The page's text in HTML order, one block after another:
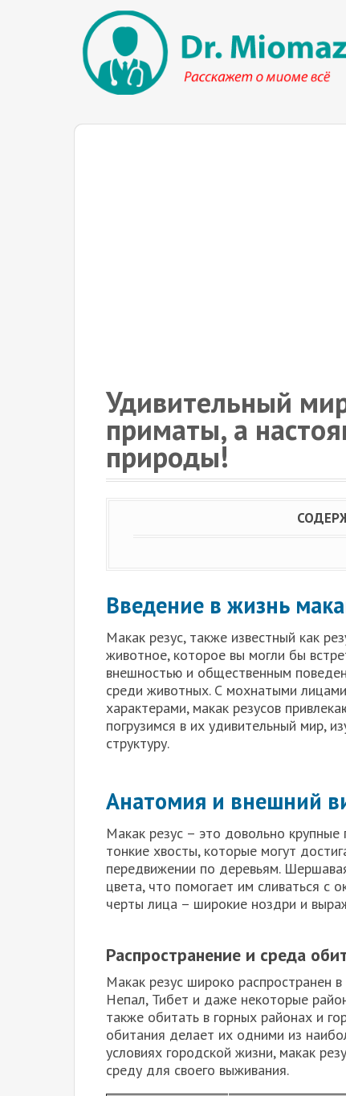
Удивительный
приматы, а
природы!
Введение в жизнь
Макак резус, также известный как
животное, которое вы могли бы
внешностью и общественным
среди животных. С мохнатыми
характерами, макак резусов
погрузимся в их удивительный мир,
структуру.
Анатомия и внешний
Макак резус – это довольно
тонкие хвосты, которые могут
передвижении по деревьям.
цвета, что помогает им сливаться с
черты лица – широкие ноздри и
Распространение и среда
Макак резус широко
Непал, Тибет и даже некоторые
также обитать в горных районах и
обитания делает их одними из
условиях городской жизни, макак
среду для своего выживания.